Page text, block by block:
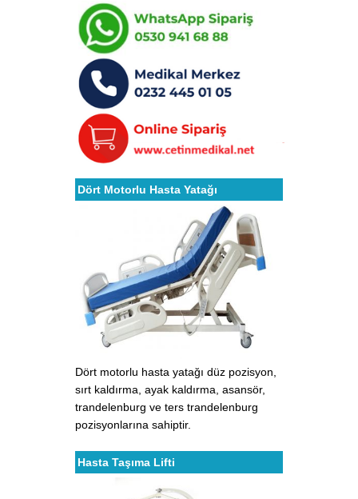
Dört Motorlu Hasta Yatağı
Dört motorlu hasta yatağı düz pozisyon,
sırt kaldırma, ayak kaldırma, asansör,
trandelenburg ve ters trandelenburg
pozisyonlarına sahiptir.
Hasta Taşıma Lifti